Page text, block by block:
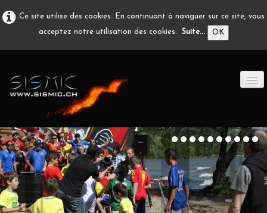
Ce site utilise des cookies. En continuant à naviguer sur ce site, vous
acceptez notre utilisation des cookies. Suite... OK
ACCUEIL
PRODUCTION A/V
DÉVELOPPEMENT